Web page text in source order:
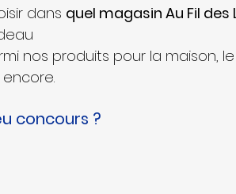
dans quel magasin Au Fil des
concours ?